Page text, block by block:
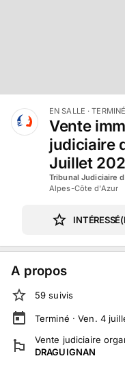
EN SALLE · TERMINÉ
Vente
judiciaire
Juillet
Tribunal Judiciaire
Alpes-Côte d'Azur
A propos
59 suivis
Terminé ·Ven. 4
Vente judiciaire
DRAGUIGNAN